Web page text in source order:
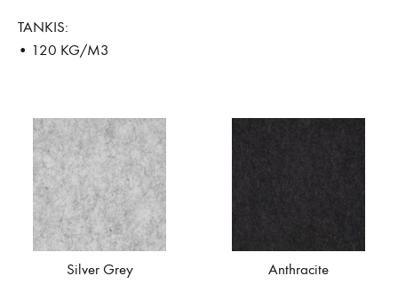
TANKIS:
• 120 KG/M3
Silver Grey Anthracite